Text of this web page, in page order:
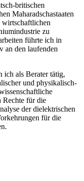
britischen
Maharadschastaaten
zu
führte ich in
an den laufenden
ich als Berater tätig,
und physikalisch-
Rechte für die
der dielektrischen
für die